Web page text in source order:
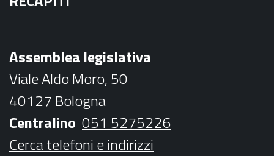
c
e
o
k
i
t
r
t
r
a
m
t
b
e
l
Assemblea legislativa
Viale Aldo Moro, 50
40127 Bologna
Centralino 051 5275226
Cerca telefoni e indirizzi